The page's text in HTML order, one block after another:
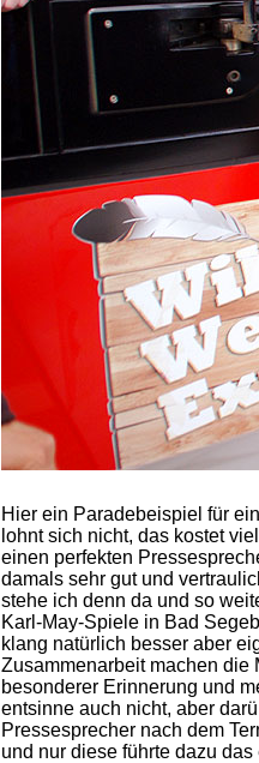
Hier ein Paradebeispiel für
lohnt sich nicht, das kostet
einen perfekten
damals sehr gut und
stehe ich denn da und so
Karl-May-Spiele in Bad
klang natürlich besser aber
Zusammenarbeit machen die
besonderer Erinnerung und
entsinne auch nicht, aber
Pressesprecher nach dem
und nur diese führte dazu